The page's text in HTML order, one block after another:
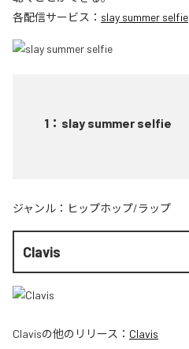
各配信サービス： slay summer selfie
1 ： slay summer selfie
ジャンル： ヒップホップ/ラップ
Clavis
Clavisの他のリリース： Clavis